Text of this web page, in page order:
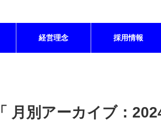
経営理念 採用情報
「 月別アーカイブ：